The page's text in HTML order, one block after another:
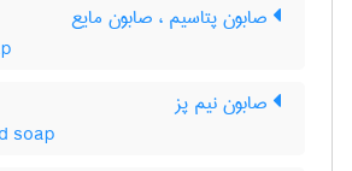
صابون پتاسیم ، صابون مایع
صابون نیم پز
soap